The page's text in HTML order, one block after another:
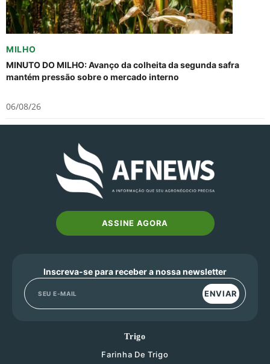
MILHO
MINUTO DO MILHO: Avanço da colheita da segunda safra
mantém pressão sobre o mercado interno
06/08/26
ASSINE AGORA
Inscreva-se para receber a nossa newsletter
ENVIAR
Trigo
Farinha De Trigo